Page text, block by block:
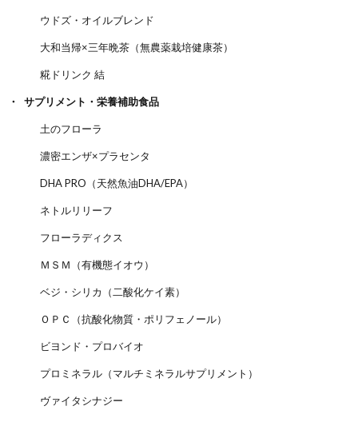
ウドズ・オイルブレンド
大和当帰×三年晩茶（無農薬栽培健康茶）
糀ドリンク 結
サプリメント・栄養補助食品
土のフローラ
濃密エンザ×プラセンタ
DHA PRO（天然魚油DHA/EPA）
ネトルリリーフ
フローラディクス
ＭＳＭ（有機態イオウ）
ベジ・シリカ（二酸化ケイ素）
ＯＰＣ（抗酸化物質・ポリフェノール）
ビヨンド・プロバイオ
プロミネラル（マルチミネラルサプリメント）
ヴァイタシナジー